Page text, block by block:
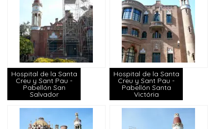
Hospital de la Santa
Creu y Sant Pau -
Pabellón San
Salvador
Hospital de la Santa
Creu y Sant Pau -
Pabellón Santa
Victória